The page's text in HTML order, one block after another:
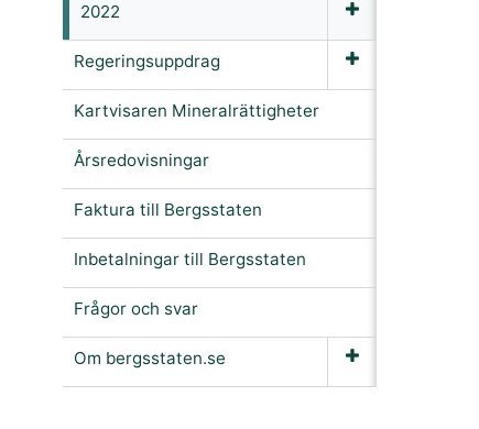
2022
Regeringsuppdrag
Kartvisaren Mineralrättigheter
Årsredovisningar
Faktura till Bergsstaten
Inbetalningar till Bergsstaten
Frågor och svar
Om bergsstaten.se